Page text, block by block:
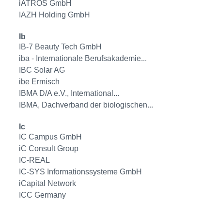
iATROS GmbH
IAZH Holding GmbH
Ib
IB-7 Beauty Tech GmbH
iba - Internationale Berufsakademie...
IBC Solar AG
ibe Ermisch
IBMA D/A e.V., International...
IBMA, Dachverband der biologischen...
Ic
IC Campus GmbH
iC Consult Group
IC-REAL
IC-SYS Informationssysteme GmbH
iCapital Network
ICC Germany